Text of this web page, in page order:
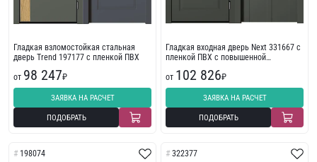
Гладкая взломостойкая стальная
дверь Trend 197177 с пленкой ПВХ
от 98 247₽
ЗАЯВКА НА РАСЧЕТ
ПОДОБРАТЬ
Гладкая входная дверь Next 331667 с
пленкой ПВХ с повышенной
от 102 826₽
ЗАЯВКА НА РАСЧЕТ
ПОДОБРАТЬ
198074 322377